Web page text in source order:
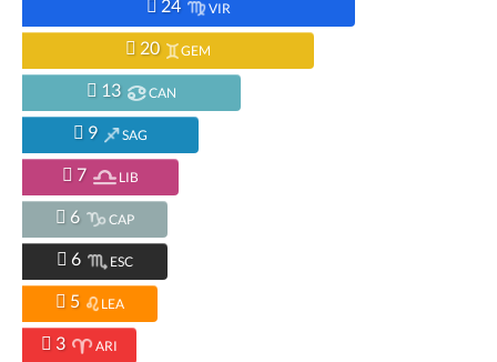
24 VIR
20 GEM
13 CAN
9 SAG
7 LIB
6 CAP
6 ESC
5 LEA
3 ARI